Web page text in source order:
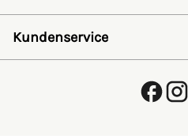
Haus, Hof & Stall
SALE
Registrieren
Wunschzettel
Passwort vergessen
Kundenservice
Kostenlose Fachberatung